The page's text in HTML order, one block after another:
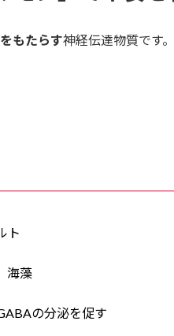
もたらす神経伝達物質です。
ト
海藻
の分泌を促す